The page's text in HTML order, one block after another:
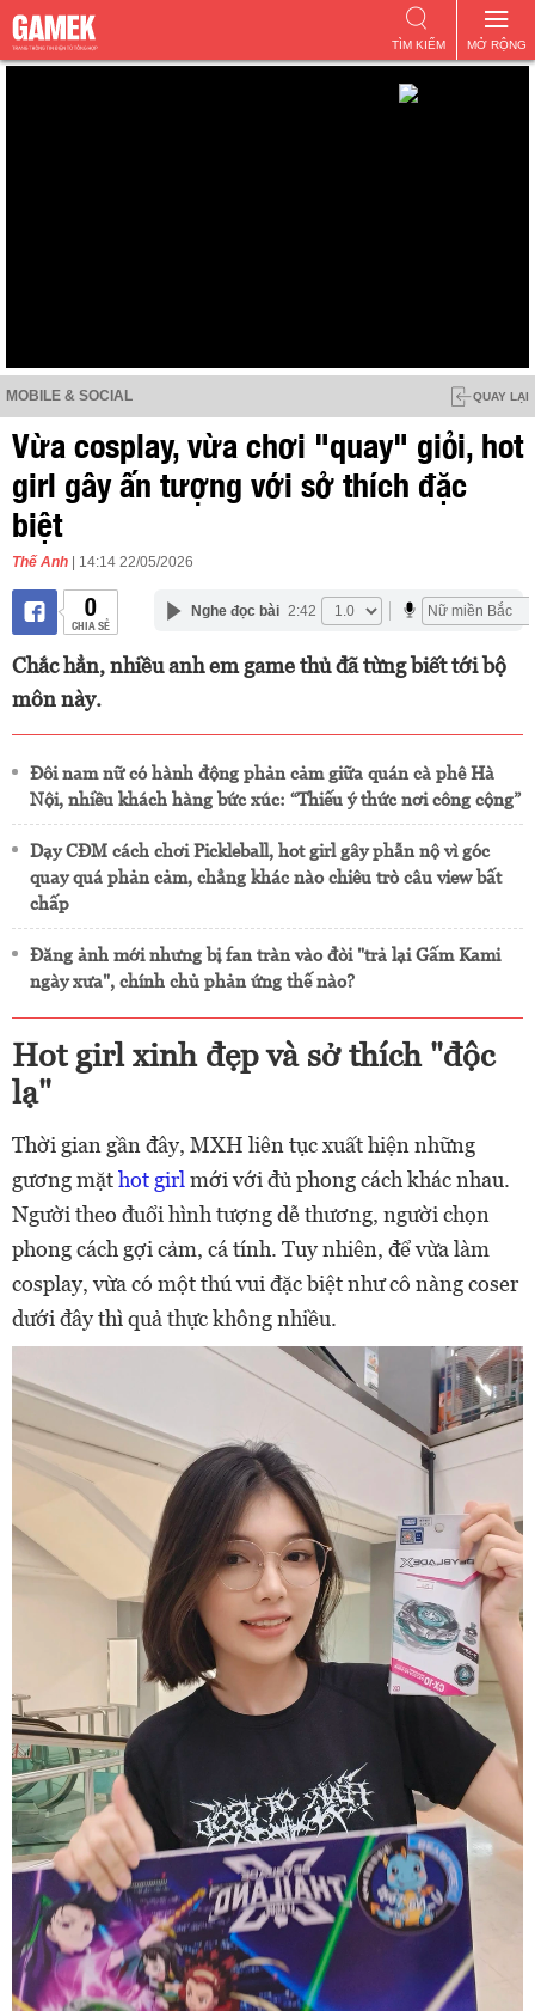
MỞ RỘNG
TÌM KIẾM
MOBILE & SOCIAL QUAY LẠI
Vừa cosplay, vừa chơi "quay" giỏi, hot
girl gây ấn tượng với sở thích đặc
biệt
Thế Anh | 14:14 22/05/2026
0
CHIA SẺ
Nghe đọc bài 2:42
Chắc hẳn, nhiều anh em game thủ đã từng biết tới bộ
môn này.
Đôi nam nữ có hành động phản cảm giữa quán cà phê Hà
Nội, nhiều khách hàng bức xúc: “Thiếu ý thức nơi công cộng”
Dạy CĐM cách chơi Pickleball, hot girl gây phẫn nộ vì góc
quay quá phản cảm, chẳng khác nào chiêu trò câu view bất
chấp
Đăng ảnh mới nhưng bị fan tràn vào đòi "trả lại Gấm Kami
ngày xưa", chính chủ phản ứng thế nào?
Hot girl xinh đẹp và sở thích "độc
lạ"
Thời gian gần đây, MXH liên tục xuất hiện những
gương mặthot girl mới với đủ phong cách khác nhau.
Người theo đuổi hình tượng dễ thương, người chọn
phong cách gợi cảm, cá tính. Tuy nhiên, để vừa làm
cosplay, vừa có một thú vui đặc biệt như cô nàng coser
dưới đây thì quả thực không nhiều.